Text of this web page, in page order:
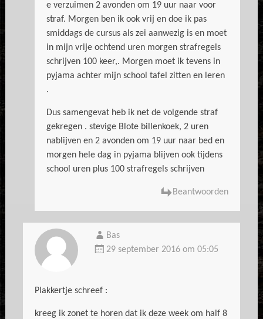
e verzuimen 2 avonden om 19 uur naar voor
straf. Morgen ben ik ook vrij en doe ik pas
smiddags de cursus als zei aanwezig is en moet
in mijn vrije ochtend uren morgen strafregels
schrijven 100 keer,. Morgen moet ik tevens in
pyjama achter mijn school tafel zitten en leren
.
Dus samengevat heb ik net de volgende straf
gekregen . stevige Blote billenkoek, 2 uren
nablijven en 2 avonden om 19 uur naar bed en
morgen hele dag in pyjama blijven ook tijdens
school uren plus 100 strafregels schrijven
Beantwoorden
Bas
29 september 2016 om 05:05
Plakkertje schreef :
kreeg ik zonet te horen dat ik deze week om half 8